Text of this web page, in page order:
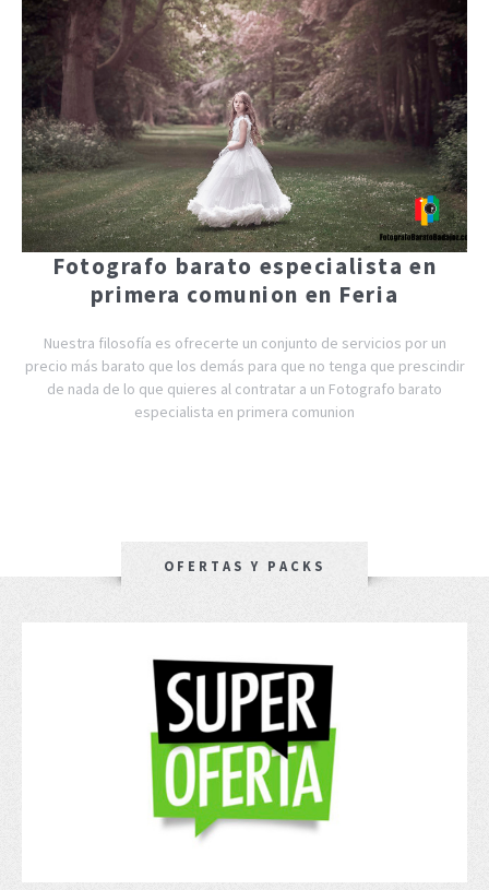
Fotografo barato especialista en
primera comunion en Feria
Nuestra filosofía es ofrecerte un conjunto de servicios por un
precio más barato que los demás para que no tenga que prescindir
de nada de lo que quieres al contratar a un Fotografo barato
especialista en primera comunion
OFERTAS Y PACKS